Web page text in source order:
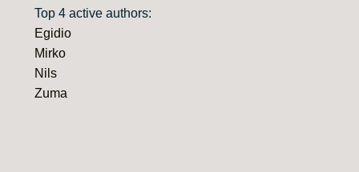
Top 4 active authors:
Egidio
Mirko
Nils
Zuma